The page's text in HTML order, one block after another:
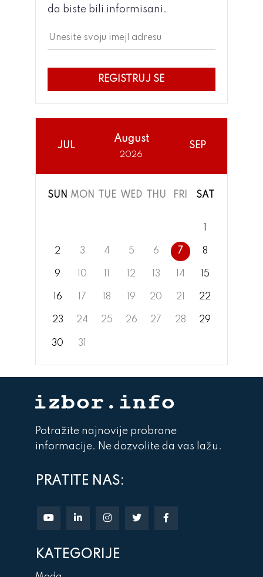
da biste bili informisani.
REGISTRUJ SE
JUL
August
2026
SEP
SUN MON TUE WED THU FRI SAT
2 3 4 5 6 7 8
9 10 12 13 14 15
16 17 18 19 20 21 22
23 24 25 26 27 28 29
30 31
Potražite najnovije probrane
informacije. Ne dozvolite da vas lažu.
PRATITE NAS:
KATEGORIJE